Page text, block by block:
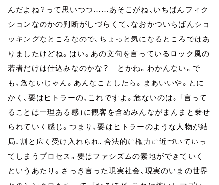
んだよね？って思いつつ……あそこがね、いちばんフィク
ションなのかの判断がしづらくて、なおかついちばんショ
ッキングなところなので、ちょっと気になるところではあ
りましたけどね。はい。あの文句を言っているロック風の
若者だけは仕込みなのかな？ とかね。わかんない。で
も、危ないじゃん。あんなことしたら。まあいいや。とに
かく、要はヒトラーの、これですよ。危ないのは。「言って
ることは一理ある感」に観客を含めみんながまんまと乗せ
られていく感じ。つまり、要はヒトラーのような人物が結
局、割と広く受け入れられ、合法的に権力に近づいていっ
てしまうプロセス。要はファシズムの素地ができていく
というあたり。さっき言った現実社会、現実のいまの世界